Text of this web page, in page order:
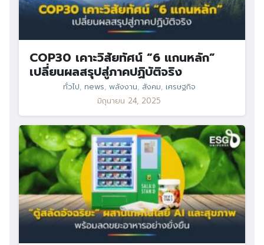
COP30 เคาะวิสัยทัศน์ “6 แกนหลัก”
เปลี่ยนผลสรุปสู่ภาคปฏิบัติจริง
ทั่วไป, news, พลังงาน, สังคม, เศรษฐกิจ
มิถุนายน 24, 2025